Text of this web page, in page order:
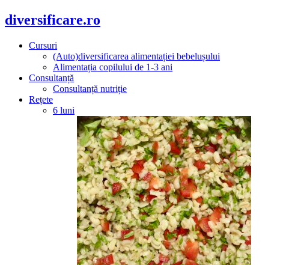
diversificare.ro
Cursuri
(Auto)diversificarea alimentației bebelușului
Alimentația copilului de 1-3 ani
Consultanță
Consultanță nutriție
Rețete
6 luni